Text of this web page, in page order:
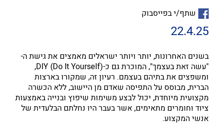
שתף/י בפייסבוק
22.4.25
בשנים האחרונות, יותר ויותר ישראלים מאמצים את גישת ה-
"עשה זאת בעצמך", המוכרת גם כ-DIY (Do It Yourself),
ומשפצים את בתיהם בעצמם. רעיון זה, שמקורו בארצות
הברית, מבוסס על התפיסה שאדם מן היישוב, ללא הכשרה
מקצועית מיוחדת, יכול לבצע משימות שיפוץ ובנייה באמצעות
ציוד וחומרים מתאימים, אשר בעבר היו נחלתם הבלעדית של
אנשי המקצוע.